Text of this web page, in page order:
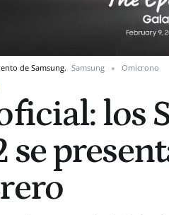
de Samsung. Samsung
Omicrono
los
se